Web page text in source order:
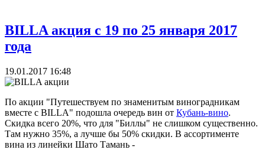
BILLA акция с 19 по 25 января 2017
года
19.01.2017 16:48
По акции "Путешествуем по знаменитым виноградникам
вместе с BILLA" подошла очередь вин от Кубань-вино.
Скидка всего 20%, что для "Биллы" не слишком существенно.
Там нужно 35%, а лучше бы 50% скидки. В ассортименте
вина из линейки Шато Тамань -